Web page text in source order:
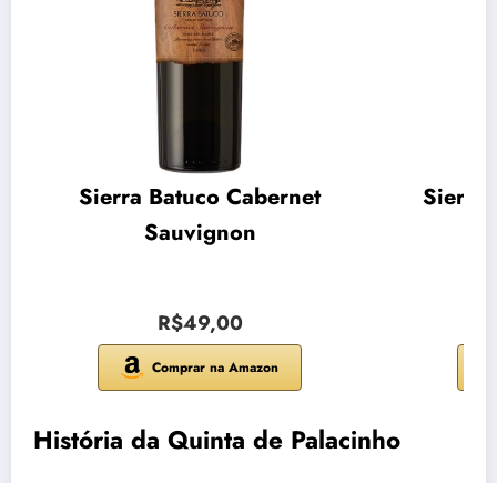
Sierra Batuco Cabernet
Sauvignon
R$49,00
Comprar na Amazon
Sierra
História da Quinta de Palacinho